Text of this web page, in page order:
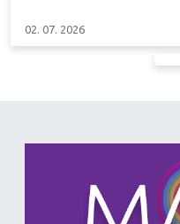
02. 07. 2026